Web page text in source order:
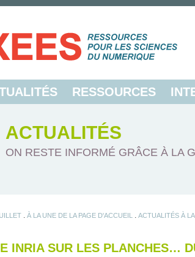
RESSOURCES
ACTUALITÉS
ON RESTE INFORMÉ GRÂCE À LA
À LA UNE DE LA PAGE D'ACCUEIL ACTUALITÉS À
INRIA SUR LES PLANCHES…